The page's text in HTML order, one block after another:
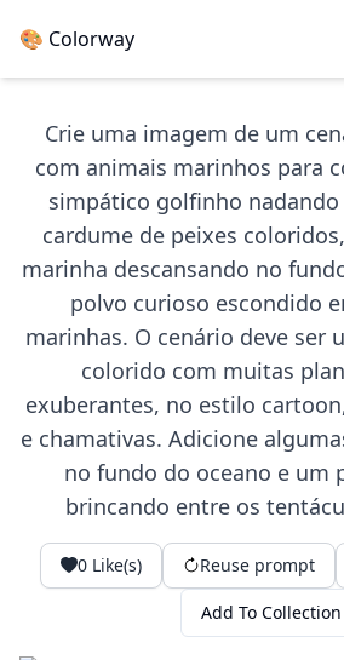
🎨 Colorway
Crie uma imagem de um
com animais marinhos para
simpático golfinho
cardume de peixes
marinha descansando no
polvo curioso escondido
marinhas. O cenário deve ser
colorido com muitas
exuberantes, no estilo
e chamativas. Adicione
no fundo do oceano e um
brincando entre os
0Like(s) Reuse prompt
Add To Collection